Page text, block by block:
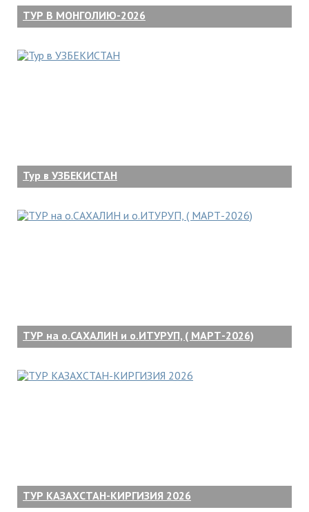
ТУР В МОНГОЛИЮ-2026
Тур в УЗБЕКИСТАН
ТУР на о.САХАЛИН и о.ИТУРУП, ( МАРТ-2026)
ТУР КАЗАХСТАН-КИРГИЗИЯ 2026